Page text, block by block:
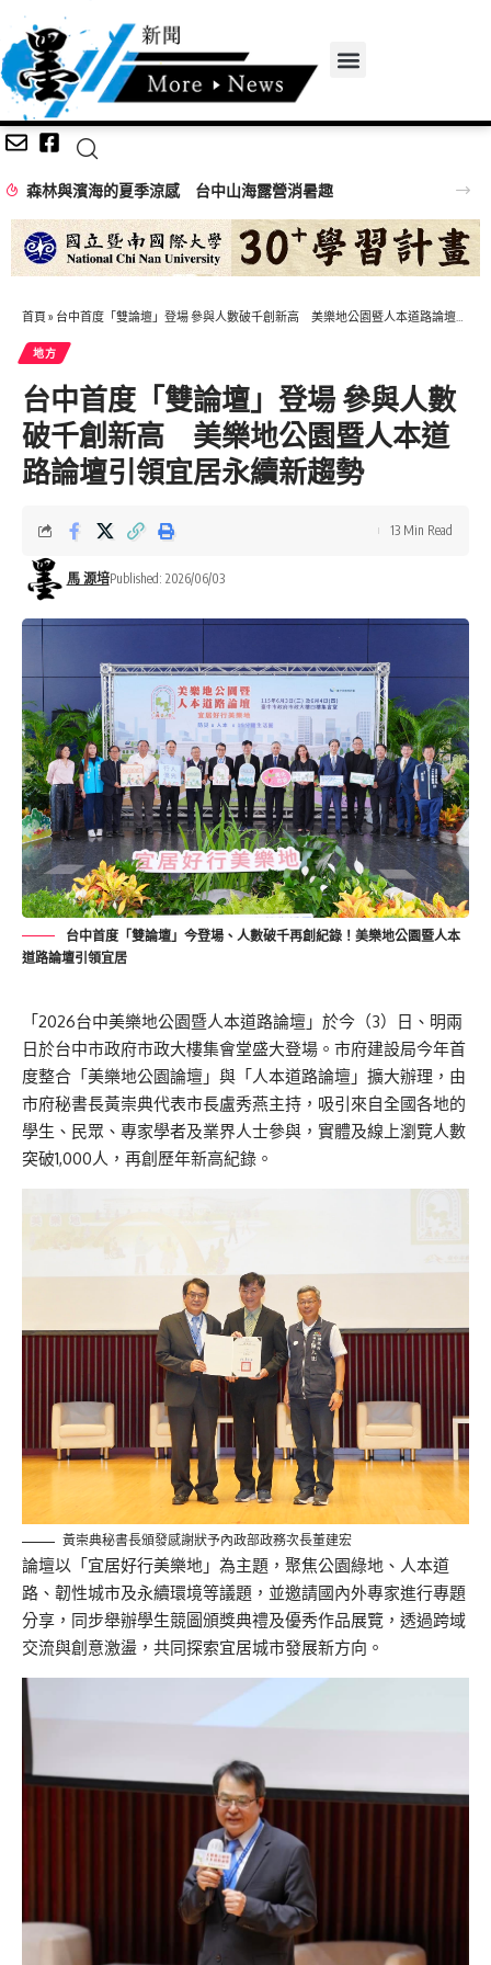
森林與濱海的夏季涼感 台中山海露營消暑趣
首頁 » 台中首度「雙論壇」登場 參與人數破千創新高 美樂地公園暨人本道路論壇引領宜居永續新趨勢
地方
台中首度「雙論壇」登場 參與人數
破千創新高 美樂地公園暨人本道
路論壇引領宜居永續新趨勢
馬 源培Published: 2026/06/03
13 Min Read
台中首度「雙論壇」今登場、人數破千再創紀錄！美樂地公園暨人本
道路論壇引領宜居
「2026台中美樂地公園暨人本道路論壇」於今（3）日、明兩
日於台中市政府市政大樓集會堂盛大登場。市府建設局今年首
度整合「美樂地公園論壇」與「人本道路論壇」擴大辦理，由
市府秘書長黃崇典代表市長盧秀燕主持，吸引來自全國各地的
學生、民眾、專家學者及業界人士參與，實體及線上瀏覽人數
突破1,000人，再創歷年新高紀錄。
黃崇典秘書長頒發感謝狀予內政部政務次長董建宏
論壇以「宜居好行美樂地」為主題，聚焦公園綠地、人本道
路、韌性城市及永續環境等議題，並邀請國內外專家進行專題
分享，同步舉辦學生競圖頒獎典禮及優秀作品展覽，透過跨域
交流與創意激盪，共同探索宜居城市發展新方向。